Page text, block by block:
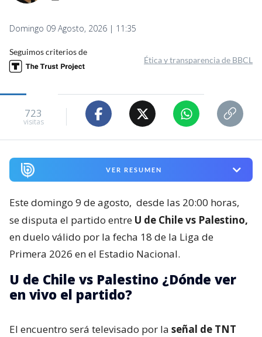
Domingo 09 Agosto, 2026 | 11:35
Seguimos criterios de
Ética y transparencia de BBCL
723
visitas
VER RESUMEN
Este domingo 9 de agosto, desde las 20:00 horas,
se disputa el partido entre U de Chile vs Palestino,
en duelo válido por la fecha 18 de la Liga de
Primera 2026 en el Estadio Nacional.
U de Chile vs Palestino ¿Dónde ver
en vivo el partido?
El encuentro será televisado por la señal de TNT